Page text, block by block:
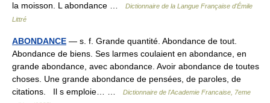
la moisson. L abondance …
Dictionnaire de la Langue Française d'Émile
Littré
ABONDANCE — s. f. Grande quantité. Abondance de tout.
Abondance de biens. Ses larmes coulaient en abondance, en
grande abondance, avec abondance. Avoir abondance de toutes
choses. Une grande abondance de pensées, de paroles, de
citations. Il s emploie… …
Dictionnaire de l'Academie Francaise, 7eme